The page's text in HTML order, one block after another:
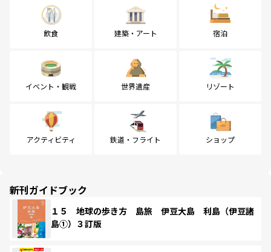
飲食 建築・アート 宿泊
イベント・観戦 世界遺産 リゾート
アクティビティ 鉄道・フライト ショップ
新刊ガイドブック
１５ 地球の歩き方 島旅 伊豆大島 利島（伊豆諸
島①）３訂版